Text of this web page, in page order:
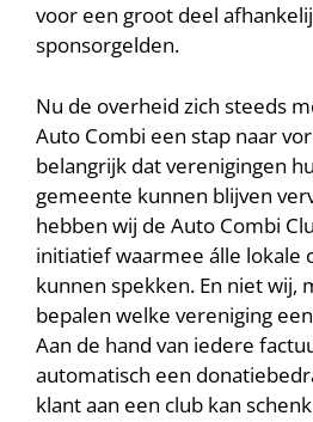
voor een groot deel
sponsorgelden.
Nu de overheid zich steeds
Auto Combi een stap naar
belangrijk dat verenigingen
gemeente kunnen blijven
hebben wij de Auto Combi
initiatief waarmee álle lokale
kunnen spekken. En niet wij,
bepalen welke vereniging
Aan de hand van iedere
automatisch een
klant aan een club kan